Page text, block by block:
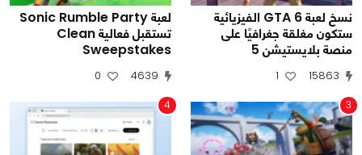
نسخ لعبة GTA 6 الفيزيائية
ستكون مغلقة جغرافيًا على
منصة بلايستيشن 5
15863
1
لعبة Sonic Rumble Party
تستقبل فعالية Clean
Sweepstakes
4639
0
3
4